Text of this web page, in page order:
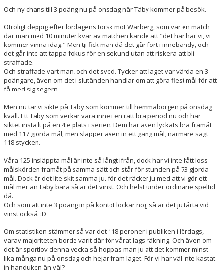
Och ny chans till 3 poäng nu på onsdag när Täby kommer på besök.
Otroligt deppig efter lördagens torsk mot Warberg, som var en match
där man med 10 minuter kvar av matchen kände att "det här har vi, vi
kommer vinna idag." Men tji fick man då det går fort i innebandy, och
det går inte att tappa fokus för en sekund utan att riskera att bli
straffade.
Och straffade vart man, och det sved. Tycker att laget var värda en 3-
poängare, även om det i slutänden handlar om att göra flest mål för att
få med sig segern.
Men nu tar vi sikte på Täby som kommer till hemmaborgen på onsdag
kväll. Ett Täby som verkar vara inne i en rätt bra period nu och har
siktet inställt på en 4:e plats i serien. Dem har även lyckats bra framåt
med 117 gjorda mål, men släpper även in ett gäng mål, närmare sagt
118 stycken.
Våra 125 insläppta mål är inte så långt ifrån, dock har vi inte fått loss
målskörden framåt på samma sätt och står för stunden på 73 gjorda
mål. Dock är det lite skit samma ju, för det räcker ju med att vi gör ett
mål mer än Täby bara så är det vinst. Och helst under ordinarie speltid
då.
Och som att inte 3 poäng in på kontot lockar nog så är det ju tårta vid
vinst också. :D
Om statistiken stämmer så var det 118 peroner i publiken i lördags,
varav majoriteten borde varit där för vårat lags räkning. Och även om
det är sportlov denna vecka så hoppas man ju att det kommer minst
lika många nu på onsdag och hejar fram laget. För vi har väl inte kastat
in handuken än väl?